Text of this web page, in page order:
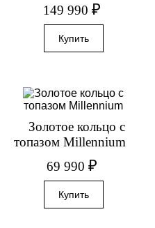
149 990 ₽
Золотое кольцо с
топазом Millennium
69 990 ₽